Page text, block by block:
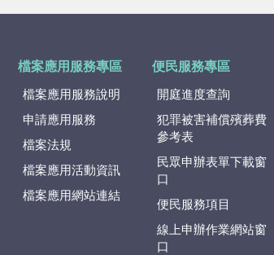
檔案應用服務專區
檔案應用服務說明
申請應用服務
檔案法規
檔案應用活動資訊
檔案應用網站連結
便民服務專區
開庭進度查詢
犯罪被害補償殯葬費
參考表
民眾申辦表單下載窗
口
便民服務項目
線上申辦作業網站窗
口